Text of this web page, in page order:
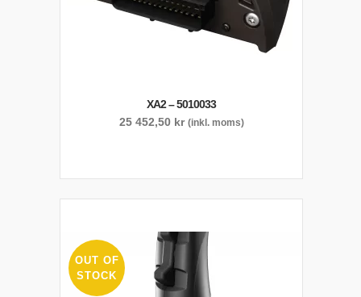
XA2 – 5010033
25 452,50 kr (inkl. moms)
OUT OF
STOCK